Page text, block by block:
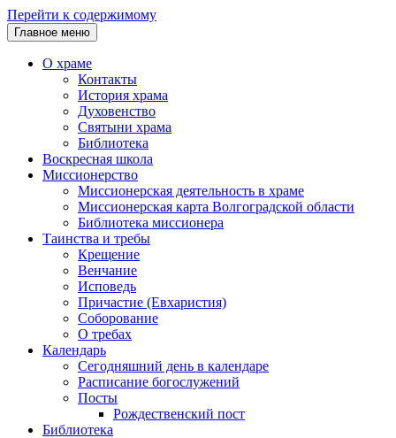
Перейти к содержимому
Главное меню
О храме
Контакты
История храма
Духовенство
Святыни храма
Библиотека
Воскресная школа
Миссионерство
Миссионерская деятельность в храме
Миссионерская карта Волгоградской области
Библиотека миссионера
Таинства и требы
Крещение
Венчание
Исповедь
Причастие (Евхаристия)
Соборование
О требах
Календарь
Сегодняшний день в календаре
Расписание богослужений
Посты
Рождественский пост
Библиотека